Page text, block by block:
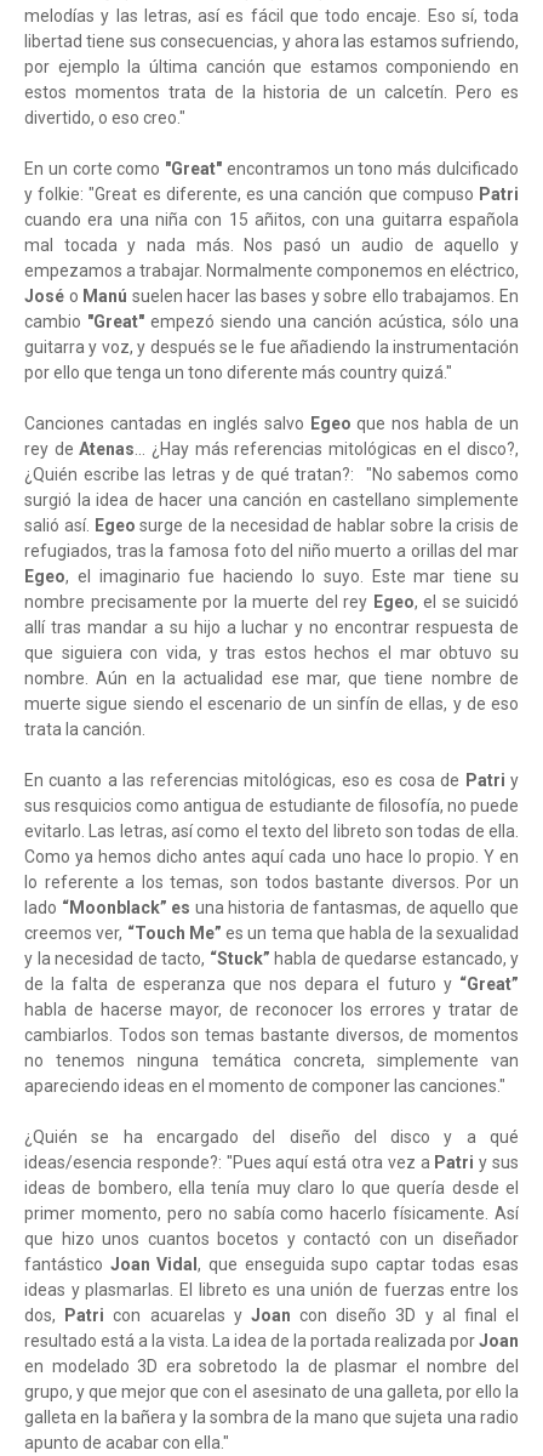
melodías y las letras, así es fácil que todo encaje. Eso sí, toda
libertad tiene sus consecuencias, y ahora las estamos sufriendo,
por ejemplo la última canción que estamos componiendo en
estos momentos trata de la historia de un calcetín. Pero es
divertido, o eso creo."
En un corte como "Great" encontramos un tono más dulcificado
y folkie: "Great es diferente, es una canción que compuso Patri
cuando era una niña con 15 añitos, con una guitarra española
mal tocada y nada más. Nos pasó un audio de aquello y
empezamos a trabajar. Normalmente componemos en eléctrico,
José o Manú suelen hacer las bases y sobre ello trabajamos. En
cambio "Great" empezó siendo una canción acústica, sólo una
guitarra y voz, y después se le fue añadiendo la instrumentación
por ello que tenga un tono diferente más country quizá."
Canciones cantadas en inglés salvo Egeoque nos habla de un
rey deAtenas... ¿Hay más referencias mitológicas en el disco?,
¿Quién escribe las letras y de qué tratan?: "No sabemos como
surgió la idea de hacer una canción en castellano simplemente
salió así. Egeosurge de la necesidad de hablar sobre la crisis de
refugiados, tras la famosa foto del niño muerto a orillas del mar
Egeo, el imaginario fue haciendo lo suyo. Este mar tiene su
nombre precisamente por la muerte del rey Egeo, el se suicidó
allí tras mandar a su hijo a luchar y no encontrar respuesta de
que siguiera con vida, y tras estos hechos el mar obtuvo su
nombre. Aún en la actualidad ese mar, que tiene nombre de
muerte sigue siendo el escenario de un sinfín de ellas, y de eso
trata la canción.
En cuanto a las referencias mitológicas, eso es cosa de Patriy
sus resquicios como antigua de estudiante de filosofía, no puede
evitarlo. Las letras, así como el texto del libreto son todas de ella.
Como ya hemos dicho antes aquí cada uno hace lo propio. Y en
lo referente a los temas, son todos bastante diversos. Por un
lado “Moonblack” es una historia de fantasmas, de aquello que
creemos ver, “Touch Me” es un tema que habla de la sexualidad
y la necesidad de tacto, “Stuck” habla de quedarse estancado, y
de la falta de esperanza que nos depara el futuro y “Great”
habla de hacerse mayor, de reconocer los errores y tratar de
cambiarlos. Todos son temas bastante diversos, de momentos
no tenemos ninguna temática concreta, simplemente van
apareciendo ideas en el momento de componer las canciones."
¿Quién se ha encargado del diseño del disco y a qué
ideas/esencia responde?: "Pues aquí está otra vez a Patriy sus
ideas de bombero, ella tenía muy claro lo que quería desde el
primer momento, pero no sabía como hacerlo físicamente. Así
que hizo unos cuantos bocetos y contactó con un diseñador
fantástico Joan Vidal, que enseguida supo captar todas esas
ideas y plasmarlas. El libreto es una unión de fuerzas entre los
dos,
Patricon acuarelas y Joancon diseño 3D y al final el
resultado está a la vista. La idea de la portada realizada porJoan
en modelado 3D era sobretodo la de plasmar el nombre del
grupo, y que mejor que con el asesinato de una galleta, por ello la
galleta en la bañera y la sombra de la mano que sujeta una radio
apunto de acabar con ella."